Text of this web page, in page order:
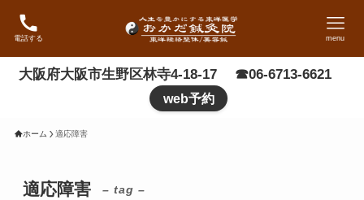
電話する menu
大阪府大阪市生野区林寺4-18-17 ☎06-6713-6621
web予約
ホーム 適応障害
適応障害 – tag –